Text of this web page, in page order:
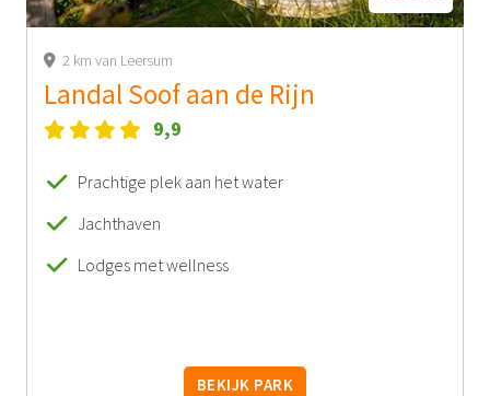
2 km van Leersum
Landal Soof aan de Rijn
9,9
Prachtige plek aan het water
Jachthaven
Lodges met wellness
BEKIJK PARK